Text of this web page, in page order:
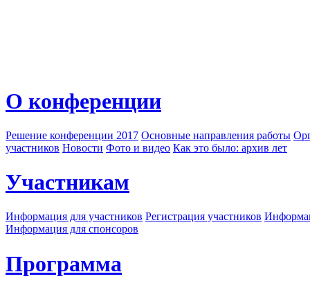
О конференции
Решение конференции 2017 Основные направления работы
участников Новости Фото и видео Как это было: архив лет
Участникам
Информация для участников Регистрация участников
Информация для спонсоров
Программа